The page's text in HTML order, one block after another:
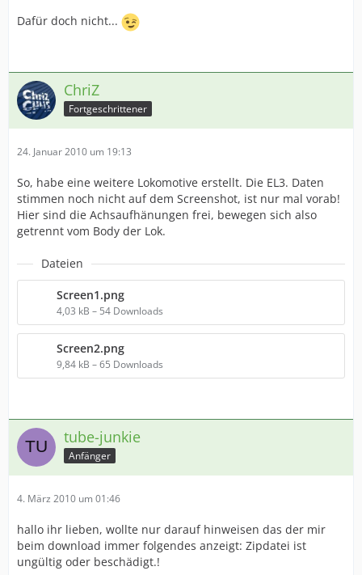
Dafür doch nicht...
ChriZ
Fortgeschrittener
24. Januar 2010 um 19:13
So, habe eine weitere Lokomotive erstellt. Die EL3. Daten
stimmen noch nicht auf dem Screenshot, ist nur mal vorab!
Hier sind die Achsaufhänungen frei, bewegen sich also
getrennt vom Body der Lok.
Dateien
Screen1.png
4,03 kB – 54 Downloads
Screen2.png
9,84 kB – 65 Downloads
tube-junkie
Anfänger
4. März 2010 um 01:46
hallo ihr lieben, wollte nur darauf hinweisen das der mir
beim download immer folgendes anzeigt: Zipdatei ist
ungültig oder beschädigt.!